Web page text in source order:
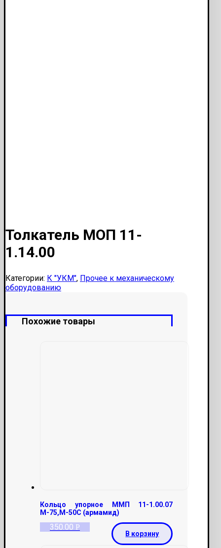
Толкатель МОП 11-
1.14.00
Категории: К "УКМ", Прочее к механическому
оборудованию
Похожие товары
Кольцо упорное ММП 11-1.00.07
М-75,М-50С (армамид)
350.00 Р
В корзину